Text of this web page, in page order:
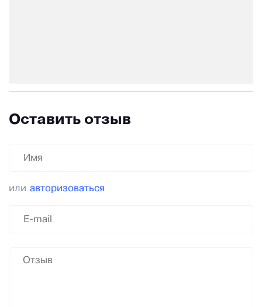
Оставить отзыв
или авторизоваться